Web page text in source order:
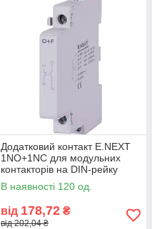
Додатковий контакт E.NEXT
1NO+1NC для модульних
контакторів на DIN-рейку
В наявності 120 од.
від 178,72 ₴
від 202,04 ₴